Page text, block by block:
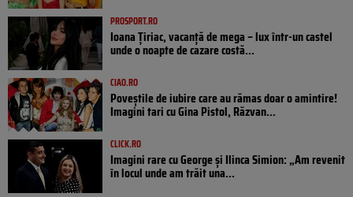
PROSPORT.RO
Ioana Țiriac, vacanță de mega – lux într-un castel
unde o noapte de cazare costă...
CIAO.RO
Poveştile de iubire care au rămas doar o amintire!
Imagini tari cu Gina Pistol, Răzvan...
CLICK.RO
Imagini rare cu George și Ilinca Simion: „Am revenit
în locul unde am trăit una...